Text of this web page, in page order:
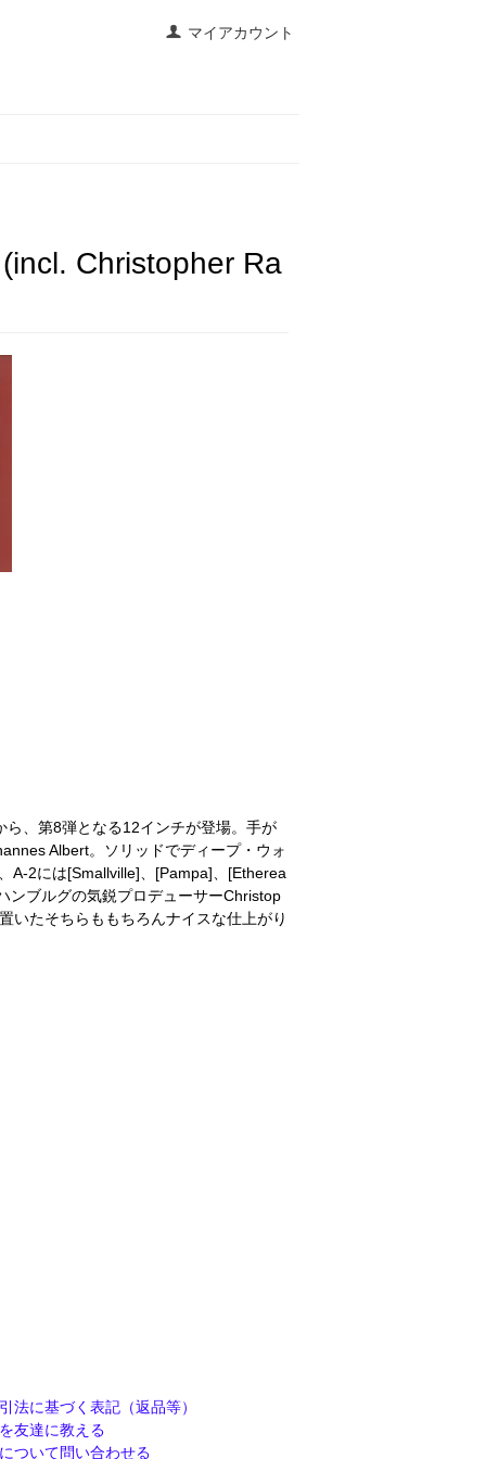
マイアカウント
Christopher Ra
、第8弾となる12インチが登場。手が
Albert。ソリッドでディープ・ウォ
A-2には[Smallville]、[Pampa]、[Etherea
ンブルグの気鋭プロデューサーChristop
いたそちらももちろんナイスな仕上がり
法に基づく表記（返品等）
友達に教える
ついて問い合わせる